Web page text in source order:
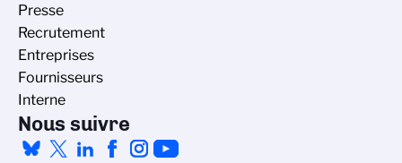
Presse
Recrutement
Entreprises
Fournisseurs
Interne
Nous suivre